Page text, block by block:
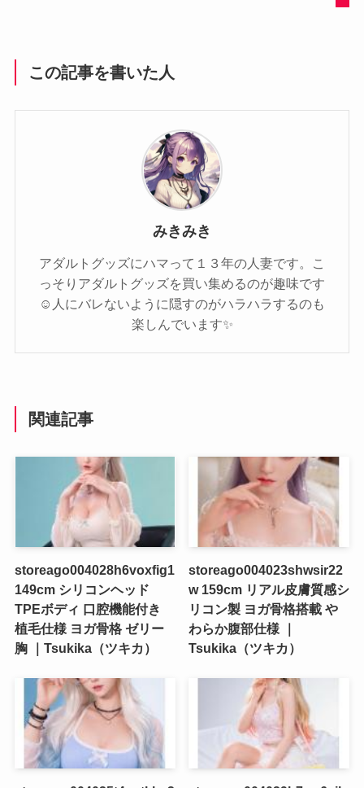
この記事を書いた人
みきみき
アダルトグッズにハマって１３年の人妻です。こ
っそりアダルトグッズを買い集めるのが趣味です
☺️人にバレないように隠すのがハラハラするのも
楽しんでいます✨️
関連記事
storeago004028h6voxfig1
149cm シリコンヘッド
TPEボディ 口腔機能付き
植毛仕様 ヨガ骨格 ゼリー
胸 ｜Tsukika（ツキカ）
storeago004023shwsir22
w 159cm リアル皮膚質感シ
リコン製 ヨガ骨格搭載 や
わらか腹部仕様 ｜
Tsukika（ツキカ）